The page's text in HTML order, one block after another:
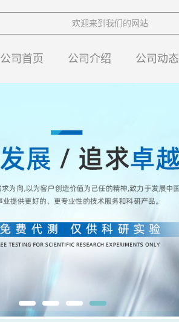
欢迎来到我们的网站
公司首页 公司介绍 公司动态